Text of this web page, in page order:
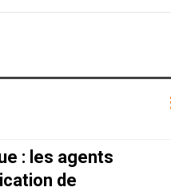
: les agents
de